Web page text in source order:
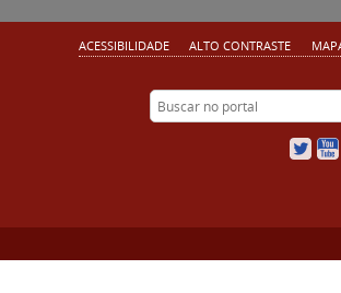
ACESSIBILIDADE ALTO CONTRASTE
Buscar no portal